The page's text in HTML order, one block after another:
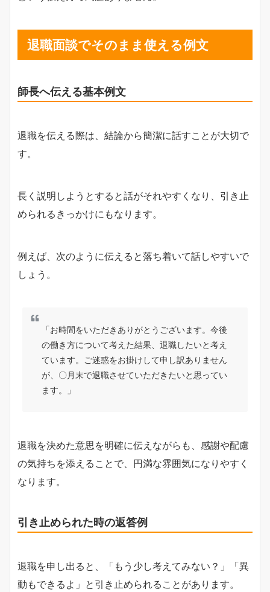
退職面談でそのまま使える例文
師長へ伝える基本例文
退職を伝える際は、結論から簡潔に話すことが大切で
す。
長く説明しようとすると話がそれやすくなり、引き止
められるきっかけにもなります。
例えば、次のように伝えると落ち着いて話しやすいで
しょう。
「お時間をいただきありがとうございます。今後
の働き方について考えた結果、退職したいと考え
ています。ご迷惑をお掛けして申し訳ありません
が、〇月末で退職させていただきたいと思ってい
ます。」
退職を決めた意思を明確に伝えながらも、感謝や配慮
の気持ちを添えることで、円満な雰囲気になりやすく
なります。
引き止められた時の返答例
退職を申し出ると、「もう少し考えてみない？」「異
動もできるよ」と引き止められることがあります。